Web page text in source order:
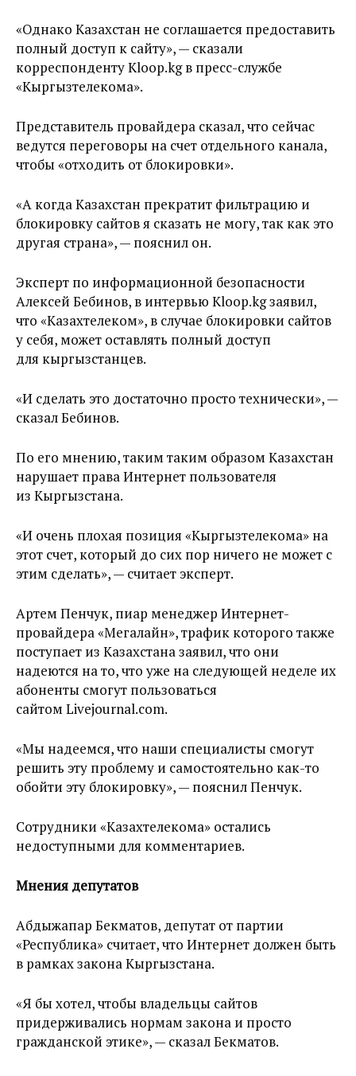
«Однако Казахстан не соглашается предоставить
полный доступ к сайту», — сказали
корреспонденту Kloop.kg в пресс-службе
«Кыргызтелекома».
Представитель провайдера сказал, что сейчас
ведутся переговоры на счет отдельного канала,
чтобы «отходить от блокировки».
«А когда Казахстан прекратит фильтрацию и
блокировку сайтов я сказать не могу, так как это
другая страна», — пояснил он.
Эксперт по информационной безопасности
Алексей Бебинов, в интервью Kloop.kg заявил,
что «Казахтелеком», в случае блокировки сайтов
у себя, может оставлять полный доступ
для кыргызстанцев.
«И сделать это достаточно просто технически», —
сказал Бебинов.
По его мнению, таким таким образом Казахстан
нарушает права Интернет пользователя
из Кыргызстана.
«И очень плохая позиция «Кыргызтелекома» на
этот счет, который до сих пор ничего не может с
этим сделать», — считает эксперт.
Артем Пенчук, пиар менеджер Интернет-
провайдера «Мегалайн», трафик которого также
поступает из Казахстана заявил, что они
надеются на то, что уже на следующей неделе их
абоненты смогут пользоваться
сайтом Livejournal.com.
«Мы надеемся, что наши специалисты смогут
решить эту проблему и самостоятельно как-то
обойти эту блокировку», — пояснил Пенчук.
Сотрудники «Казахтелекома» остались
недоступными для комментариев.
Мнения депутатов
Абдыжапар Бекматов, депутат от партии
«Республика» считает, что Интернет должен быть
в рамках закона Кыргызстана.
«Я бы хотел, чтобы владельцы сайтов
придерживались нормам закона и просто
гражданской этике», — сказал Бекматов.